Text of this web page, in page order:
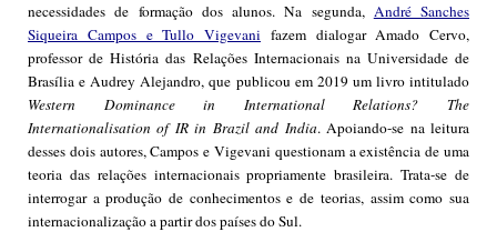
necessidades de formação dos alunos. Na segunda, André Sanches
Siqueira Campos e Tullo Vigevani fazem dialogar Amado Cervo,
professor de História das Relações Internacionais na Universidade de
Brasília e Audrey Alejandro, que publicou em 2019 um livro intitulado
Western Dominance in International Relations? The
Internationalisation of IR in Brazil and India. Apoiando-se na leitura
desses dois autores, Campos e Vigevani questionam a existência de uma
teoria das relações internacionais propriamente brasileira. Trata-se de
interrogar a produção de conhecimentos e de teorias, assim como sua
internacionalização a partir dos países do Sul.